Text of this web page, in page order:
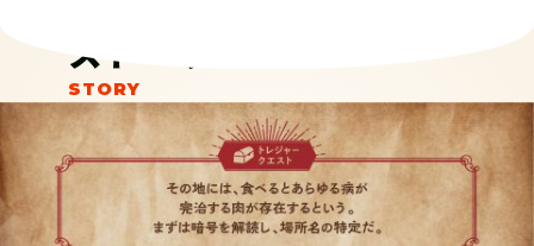
ストーリー